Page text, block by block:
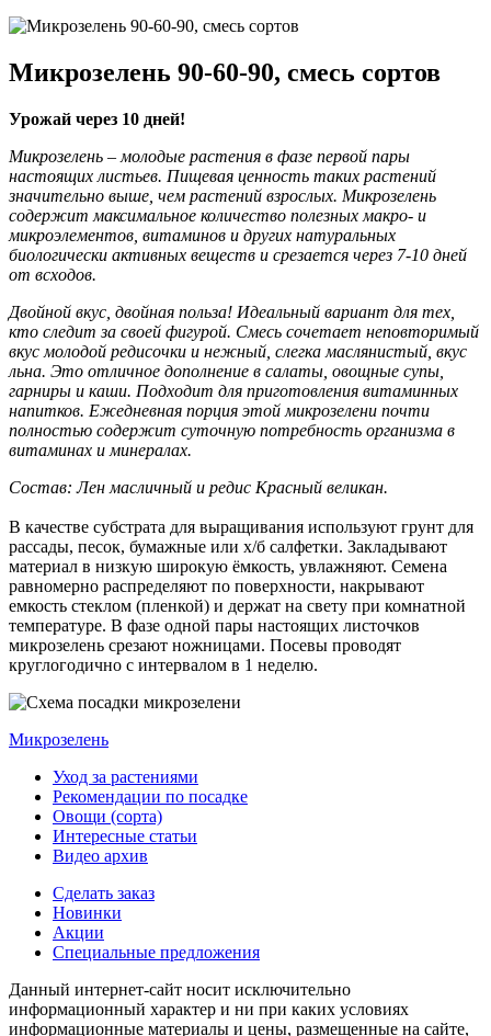
Микрозелень 90-60-90, смесь сортов
Урожай через 10 дней!
Микрозелень – молодые растения в фазе первой пары
настоящих листьев. Пищевая ценность таких растений
значительно выше, чем растений взрослых. Микрозелень
содержит максимальное количество полезных макро- и
микроэлементов, витаминов и других натуральных
биологически активных веществ и срезается через 7-10 дней
от всходов.
Двойной вкус, двойная польза! Идеальный вариант для тех,
кто следит за своей фигурой. Смесь сочетает неповторимый
вкус молодой редисочки и нежный, слегка маслянистый, вкус
льна. Это отличное дополнение в салаты, овощные супы,
гарниры и каши. Подходит для приготовления витаминных
напитков. Ежедневная порция этой микрозелени почти
полностью содержит суточную потребность организма в
витаминах и минералах.
Состав: Лен масличный и редис Красный великан.
В качестве субстрата для выращивания используют грунт для
рассады, песок, бумажные или х/б салфетки. Закладывают
материал в низкую широкую ёмкость, увлажняют. Семена
равномерно распределяют по поверхности, накрывают
емкость стеклом (пленкой) и держат на свету при комнатной
температуре. В фазе одной пары настоящих листочков
микрозелень срезают ножницами. Посевы проводят
круглогодично с интервалом в 1 неделю.
Микрозелень
Уход за растениями
Рекомендации по посадке
Овощи (сорта)
Интересные статьи
Видео архив
Сделать заказ
Новинки
Акции
Специальные предложения
Данный интернет-сайт носит исключительно
информационный характер и ни при каких условиях
информационные материалы и цены, размещенные на сайте,